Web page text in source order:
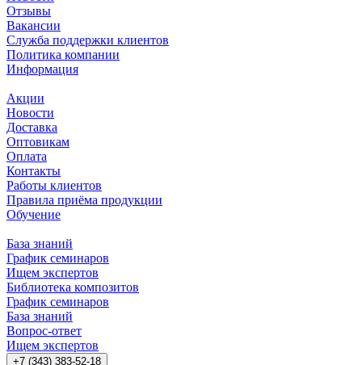
Отзывы
Вакансии
Служба поддержки клиентов
Политика компании
Информация
Акции
Новости
Доставка
Оптовикам
Оплата
Контакты
Работы клиентов
Правила приёма продукции
Обучение
База знаний
График семинаров
Ищем экспертов
Библиотека композитов
График семинаров
База знаний
Вопрос-ответ
Ищем экспертов
+7 (343) 383-52-18